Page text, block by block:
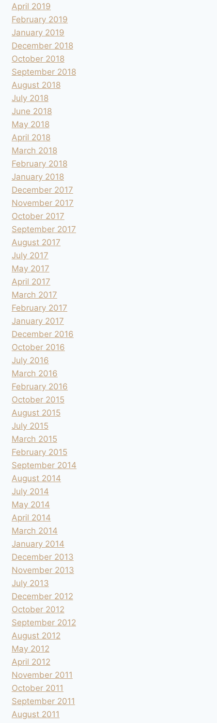
April 2019
February 2019
January 2019
December 2018
October 2018
September 2018
August 2018
July 2018
June 2018
May 2018
April 2018
March 2018
February 2018
January 2018
December 2017
November 2017
October 2017
September 2017
August 2017
July 2017
May 2017
April 2017
March 2017
February 2017
January 2017
December 2016
October 2016
July 2016
March 2016
February 2016
October 2015
August 2015
July 2015
March 2015
February 2015
September 2014
August 2014
July 2014
May 2014
April 2014
March 2014
January 2014
December 2013
November 2013
July 2013
December 2012
October 2012
September 2012
August 2012
May 2012
April 2012
November 2011
October 2011
September 2011
August 2011